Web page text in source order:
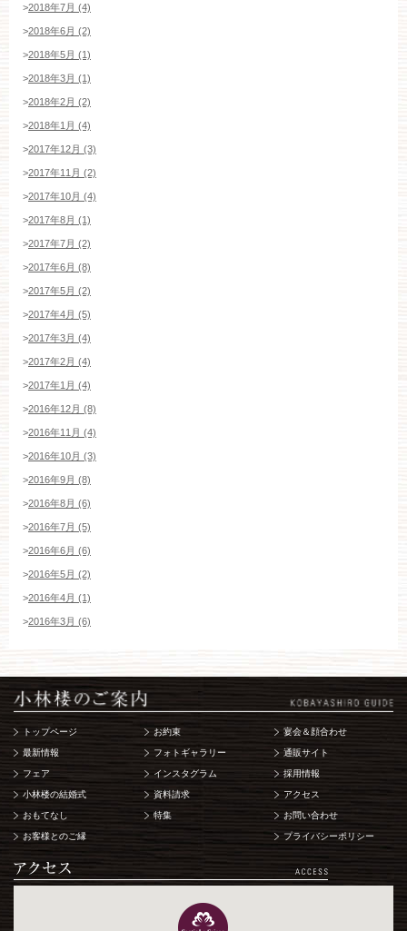
>2018年7月 (4)
>2018年6月 (2)
>2018年5月 (1)
>2018年3月 (1)
>2018年2月 (2)
>2018年1月 (4)
>2017年12月 (3)
>2017年11月 (2)
>2017年10月 (4)
>2017年8月 (1)
>2017年7月 (2)
>2017年6月 (8)
>2017年5月 (2)
>2017年4月 (5)
>2017年3月 (4)
>2017年2月 (4)
>2017年1月 (4)
>2016年12月 (8)
>2016年11月 (4)
>2016年10月 (3)
>2016年9月 (8)
>2016年8月 (6)
>2016年7月 (5)
>2016年6月 (6)
>2016年5月 (2)
>2016年4月 (1)
>2016年3月 (6)
トップページ
最新情報
フェア
小林楼の結婚式
おもてなし
お客様とのご縁
お約束
フォトギャラリー
インスタグラム
資料請求
特集
宴会＆顔合わせ
通販サイト
採用情報
アクセス
お問い合わせ
プライバシーポリシー